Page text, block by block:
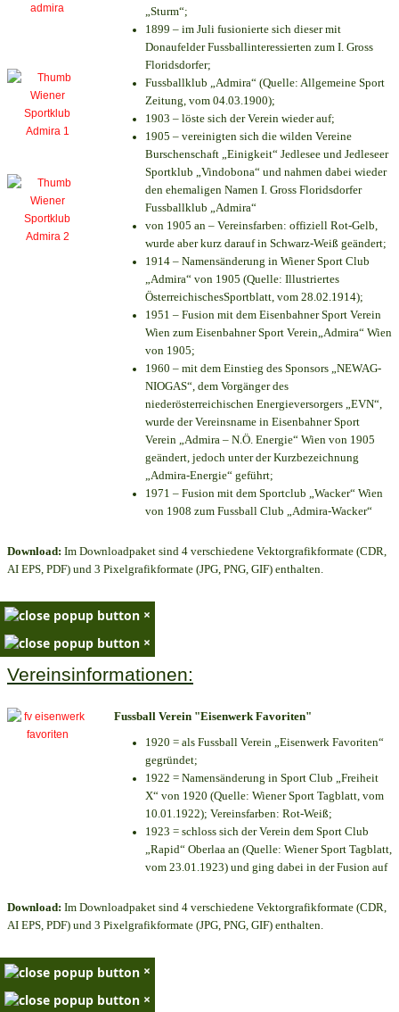
„Sturm“;
1899 – im Juli fusionierte sich dieser mit
Donaufelder Fussballinteressierten zum I. Gross
Floridsdorfer;
Fussballklub „Admira“ (Quelle: Allgemeine Sport
Zeitung, vom 04.03.1900);
1903 – löste sich der Verein wieder auf;
1905 – vereinigten sich die wilden Vereine
Burschenschaft „Einigkeit“ Jedlesee und Jedleseer
Sportklub „Vindobona“ und nahmen dabei wieder
den ehemaligen Namen I. Gross Floridsdorfer
Fussballklub „Admira“
von 1905 an – Vereinsfarben: offiziell Rot-Gelb,
wurde aber kurz darauf in Schwarz-Weiß geändert;
1914 – Namensänderung in Wiener Sport Club
„Admira“ von 1905 (Quelle: Illustriertes
ÖsterreichischesSportblatt, vom 28.02.1914);
1951 – Fusion mit dem Eisenbahner Sport Verein
Wien zum Eisenbahner Sport Verein„Admira“ Wien
von 1905;
1960 – mit dem Einstieg des Sponsors „NEWAG-
NIOGAS“, dem Vorgänger des
niederösterreichischen Energieversorgers „EVN“,
wurde der Vereinsname in Eisenbahner Sport
Verein „Admira – N.Ö. Energie“ Wien von 1905
geändert, jedoch unter der Kurzbezeichnung
„Admira-Energie“ geführt;
1971 – Fusion mit dem Sportclub „Wacker“ Wien
von 1908 zum Fussball Club „Admira-Wacker“
Download: Im Downloadpaket sind 4 verschiedene Vektorgrafikformate (CDR,
AI EPS, PDF) und 3 Pixelgrafikformate (JPG, PNG, GIF) enthalten.
×
×
Vereinsinformationen:
Fussball Verein "Eisenwerk Favoriten"
1920 = als Fussball Verein „Eisenwerk Favoriten“
gegründet;
1922 = Namensänderung in Sport Club „Freiheit
X“ von 1920 (Quelle: Wiener Sport Tagblatt, vom
10.01.1922); Vereinsfarben: Rot-Weiß;
1923 = schloss sich der Verein dem Sport Club
„Rapid“ Oberlaa an (Quelle: Wiener Sport Tagblatt,
vom 23.01.1923) und ging dabei in der Fusion auf
Download: Im Downloadpaket sind 4 verschiedene Vektorgrafikformate (CDR,
AI EPS, PDF) und 3 Pixelgrafikformate (JPG, PNG, GIF) enthalten.
×
×